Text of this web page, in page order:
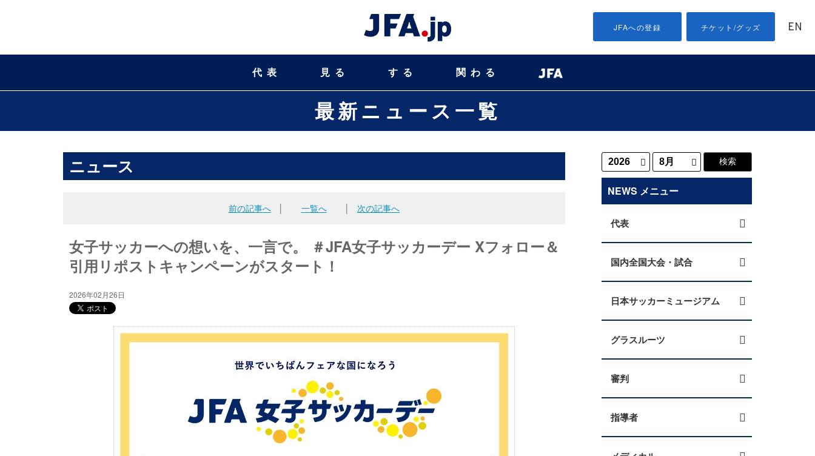
JFAへの登録 チケット/グッズ EN
代表 見る する 関わる
最新ニュース一覧
ニュース
前の記事へ│ 一覧へ 次の記事へ
女子サッカーへの想いを、一言で。 ＃JFA女子サッカーデー Xフォロー＆
引用リポストキャンペーンがスタート！
2026年02月26日
NEWS メニュー
代表
国内全国大会・試合
日本サッカーミュージアム
グラスルーツ
審判
指導者